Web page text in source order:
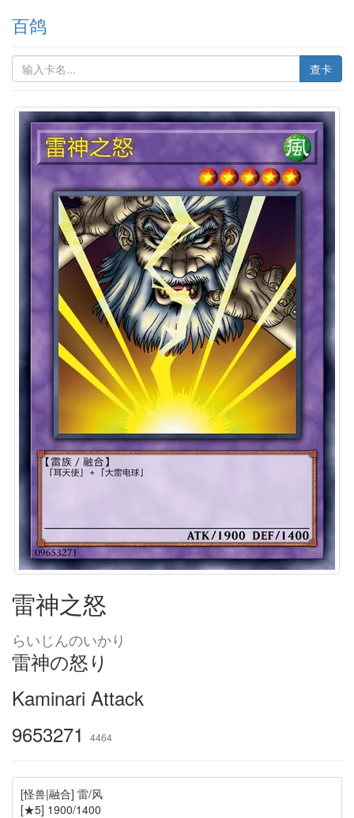
百鸽
查卡
雷神之怒
らいじんのいかり
雷神の怒り
Kaminari Attack
9653271
4464
[怪兽|融合] 雷/风
[★5] 1900/1400